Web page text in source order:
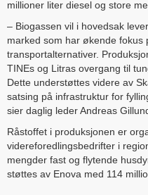
millioner liter diesel og store
– Biogassen vil i hovedsak
marked som har økende
transportalternativer.
TINEs og Litras overgang til
Dette understøttes videre av
satsing på infrastruktur for
sier daglig leder Andreas
Råstoffet i produksjonen er
videreforedlingsbedrifter i
mengder fast og flytende
støttes av Enova med 114